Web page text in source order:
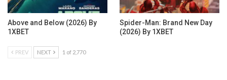
Above and Below (2026) By
1XBET
Spider-Man: Brand New Day
(2026) By 1XBET
PREV NEXT 1 of 2,770